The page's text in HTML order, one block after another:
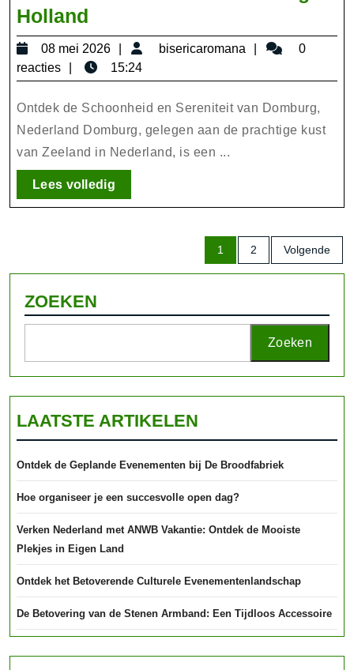
Holland
de
Pracht
van
Domburg
in
Holland
08 mei 2026
08
mei
2026
bisericaromana bisericaromana
0
reacties
15:24
Ontdek de Schoonheid en Sereniteit van Domburg,
Nederland Domburg, gelegen aan de prachtige kust
van Zeeland in Nederland, is een ...
Lees volledigLees
volledig
Berichten
paginering
1 2 Volgende
ZOEKEN
Zoeken
LAATSTE ARTIKELEN
Ontdek de Geplande Evenementen bij De Broodfabriek
Hoe organiseer je een succesvolle open dag?
Verken Nederland met ANWB Vakantie: Ontdek de Mooiste
Plekjes in Eigen Land
Ontdek het Betoverende Culturele Evenementenlandschap
De Betovering van de Stenen Armband: Een Tijdloos Accessoire